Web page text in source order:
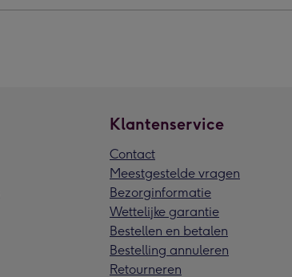
Klantenservice
Contact
Meestgestelde vragen
Bezorginformatie
Wettelijke garantie
Bestellen en betalen
Bestelling annuleren
Retourneren